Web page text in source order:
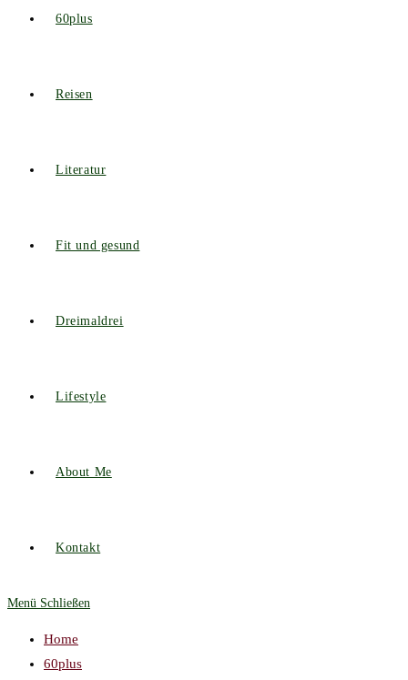
60plus
Reisen
Literatur
Fit und gesund
Dreimaldrei
Lifestyle
About Me
Kontakt
Menü Schließen
Home
60plus